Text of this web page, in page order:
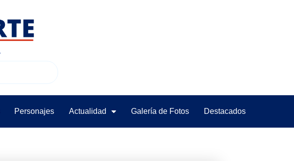
Personajes Actualidad Galería de Fotos Destacados